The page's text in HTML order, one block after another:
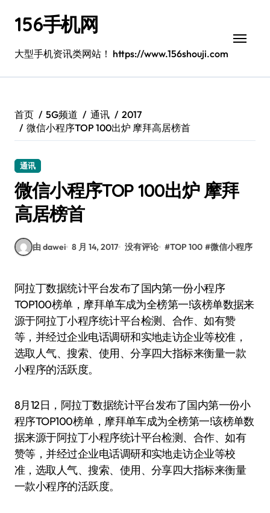
156手机网
大型手机资讯类网站！ https://www.156shouji.com
首页 5G频道 通讯
2017
微信小程序TOP 100出炉 摩拜高居榜首
通讯
微信小程序TOP 100出炉 摩拜
高居榜首
由 dawei 8 月 14, 2017 没有评论 #TOP 100 #微信小程序
阿拉丁数据统计平台发布了国内第一份小程序
TOP100榜单，摩拜单车成为全榜第一!该榜单数据来
源于阿拉丁小程序统计平台检测、合作、如有赞
等，并经过企业电话调研和实地走访企业等校准，
选取人气、搜索、使用、分享四大指标来衡量一款
小程序的活跃度。
8月12日，阿拉丁数据统计平台发布了国内第一份小
程序TOP100榜单，摩拜单车成为全榜第一!该榜单数
据来源于阿拉丁小程序统计平台检测、合作、如有
赞等，并经过企业电话调研和实地走访企业等校
准，选取人气、搜索、使用、分享四大指标来衡量
一款小程序的活跃度。